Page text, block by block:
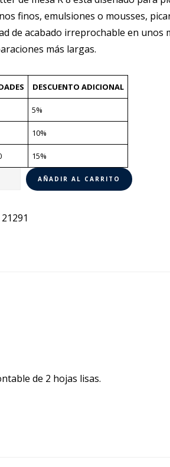
finos, emulsiones o mousses,
de acabado irreprochable en unos
más largas.
DESCUENTO ADICIONAL
5%
10%
15%
AÑADIR AL CARRITO
21291
de 2 hojas lisas.